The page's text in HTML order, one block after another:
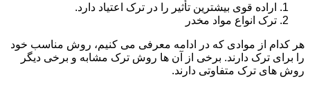
اراده قوی بیشترین تأثیر را در ترک اعتیاد دارد.
ترک انواع مواد مخدر
هر کدام از موادی که در ادامه معرفی می کنیم، روش مناسب خود
را برای ترک دارند. برخی از آن ها روش ترک مشابه و برخی دیگر
روش های ترک متفاوتی دارند.